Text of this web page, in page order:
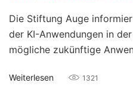
Die Stiftung Auge
der KI-Anwendungen in
mögliche zukünftige
Weiterlesen 1321